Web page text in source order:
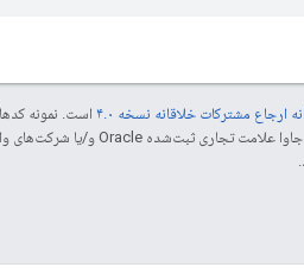
ارجاع مشترکات خلاقانه نسخه ۴.۰ است. نمونه